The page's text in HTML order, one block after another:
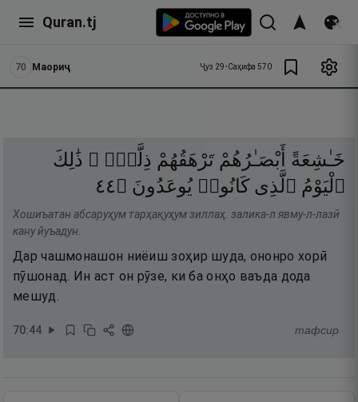
Quran.tj
70 Маориҷ Ҷуз 29•Саҳифа 570
خَـٰشِعَةً أَبْصَـٰرُهُمْ تَرْهَقُهُمْ ذِلَّةٌۭ ۚ ذَٰلِكَ
ٱلْيَوْمُ ٱلَّذِى كَانُوا۟ يُوعَدُونَ ۝٤٤
Хошиъатан абсаруҳум тарҳақуҳум зиллаҳ. залика-л явму-л-лазӣ
кану йуъадун.
Дар чашмонашон ниёиш зоҳир шуда, ононро хорӣ
пӯшонад. Ин аст он рӯзе, ки ба онҳо ваъда дода
мешуд.
70:44 тафсир